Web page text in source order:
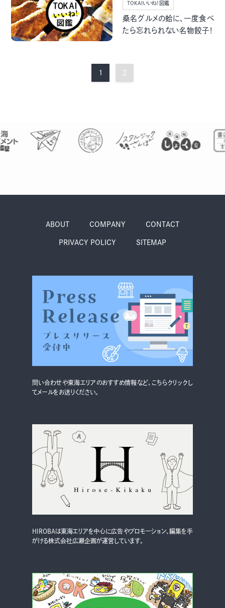
TOKAIいいね！図鑑
桑名グルメの蛤に、一度食べ
たら忘れられない名物餃子！
1 2
ABOUT COMPANY CONTACT
PRIVACY POLICY SITEMAP
問い合わせや東海エリアのおすすめ情報など、こちらクリックし
てメールをお送りください。
HIROBAは東海エリアを中心に広告やプロモーション、編集を手
がける株式会社広瀬企画が運営しています。